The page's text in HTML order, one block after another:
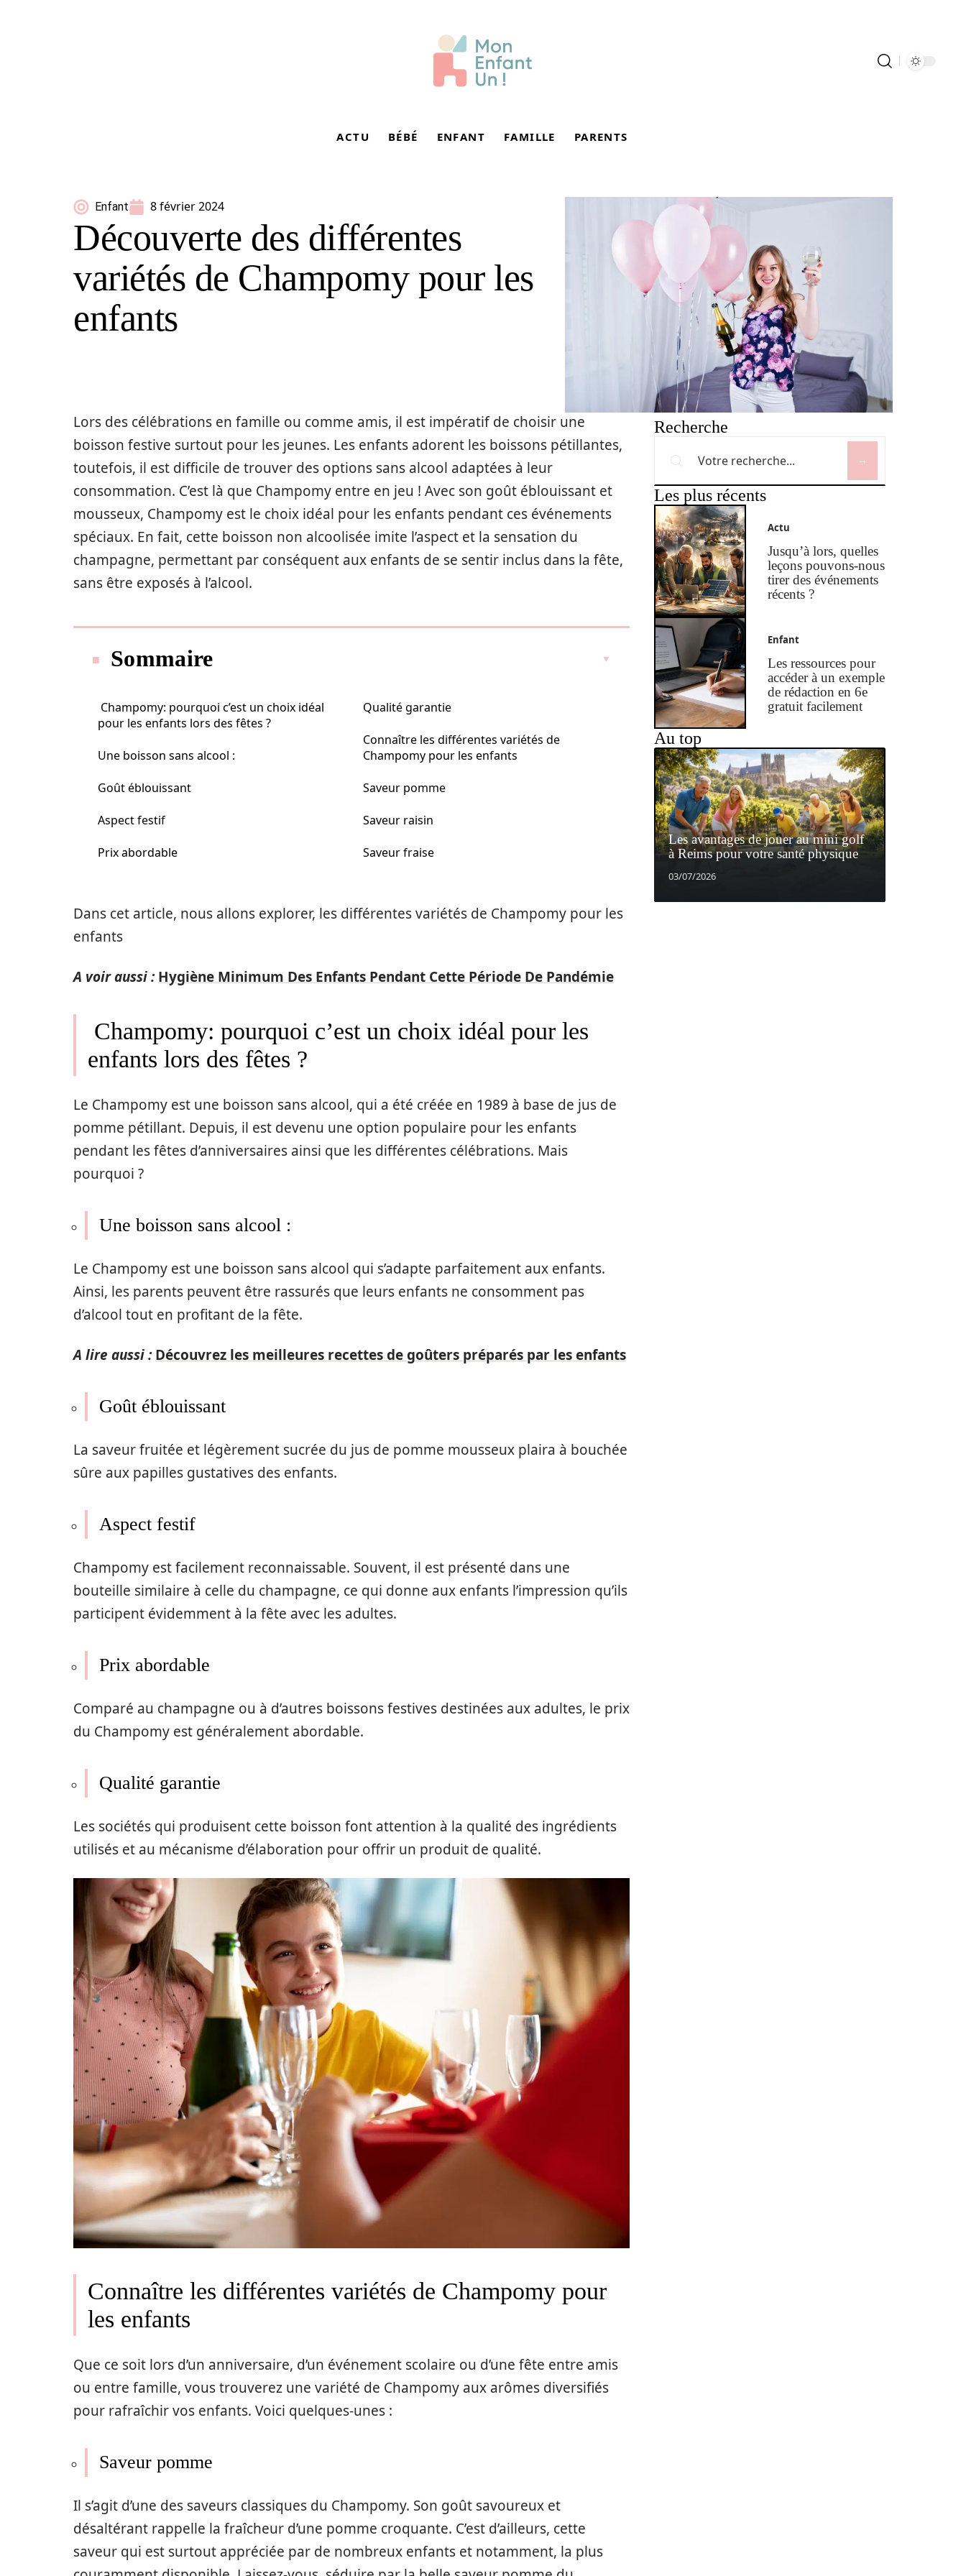
ACTU BÉBÉ ENFANT FAMILLE PARENTS
Enfant 8 février 2024
Découverte des différentes
variétés de Champomy pour les
enfants
Lors des célébrations en famille ou comme amis, il est impératifde choisir une
boisson festive surtout pour les jeunes. Les enfants adorent les boissons pétillantes,
toutefois, il est difficile de trouver des options sans alcool adaptées à leur
consommation. C’est là que Champomy entre en jeu ! Avec son goût éblouissant et
mousseux, Champomy est le choix idéal pour les enfants pendant ces événements
spéciaux. En fait, cette boisson non alcoolisée imite l’aspect et la sensation du
champagne, permettant par conséquent aux enfants de se sentir inclus dans la fête,
sans être exposés à l’alcool.
Sommaire
Champomy: pourquoi c’est un choix idéal
pour les enfants lors des fêtes ?
Une boisson sans alcool :
Goût éblouissant
Aspect festif
Prix abordable
Qualité garantie
Connaître les différentes variétés de
Champomy pour les enfants
Saveur pomme
Saveur raisin
Saveur fraise
Dans cet article, nous allons explorer, les différentes variétés de Champomy pour les
enfants
A voir aussi : Hygiène Minimum Des Enfants Pendant Cette Période De Pandémie
Champomy: pourquoi c’est un choix idéal pour les
enfants lors des fêtes ?
Le Champomy est une boisson sans alcool, qui a été créée en 1989 à base de jus de
pomme pétillant. Depuis, il est devenu une option populaire pour les enfants
pendant les fêtes d’anniversaires ainsi que les différentes célébrations. Mais
pourquoi ?
Une boisson sans alcool :
Le Champomy est une boisson sans alcool qui s’adapte parfaitement aux enfants.
Ainsi, les parents peuvent être rassurés que leurs enfants ne consomment pas
d’alcool tout en profitant de la fête.
A lire aussi : Découvrez les meilleures recettes de goûters préparés par les enfants
Goût éblouissant
La saveurfruitée et légèrement sucrée du jus de pomme mousseux plaira à bouchée
sûre aux papilles gustatives des enfants.
Aspect festif
Champomy estfacilement reconnaissable. Souvent, il est présenté dans une
bouteille similaire à celle du champagne, ce qui donne aux enfants l’impression qu’ils
participent évidemment à la fête avec les adultes.
Prix abordable
Comparé au champagne ou à d’autres boissons festives destinées aux adultes, le prix
du Champomy est généralement abordable.
Qualité garantie
Les sociétés qui produisent cette boisson font attention à la qualité des ingrédients
utilisés et au mécanisme d’élaboration pour offrir un produit de qualité.
Connaître les différentes variétés de Champomy pour
les enfants
Que ce soit lors d’un anniversaire, d’un événement scolaire ou d’une fête entre amis
ou entre famille, vous trouverez une variété de Champomy aux arômes diversifiés
pour rafraîchir vos enfants. Voici quelques-unes :
Saveur pomme
Il s’agit d’une des saveurs classiques du Champomy. Son goût savoureux et
désaltérant rappelle la fraîcheur d’une pomme croquante. C’est d’ailleurs, cette
saveur qui est surtout appréciée par de nombreux enfants et notamment, la plus
Recherche
Les plus récents
Actu
Jusqu’à lors, quelles
leçons pouvons-nous
tirer des événements
récents ?
Enfant
Les ressources pour
accéder à un exemple
de rédaction en 6e
gratuit facilement
Au top
Les avantages de jouer au mini golf
à Reims pour votre santé physique
03/07/2026